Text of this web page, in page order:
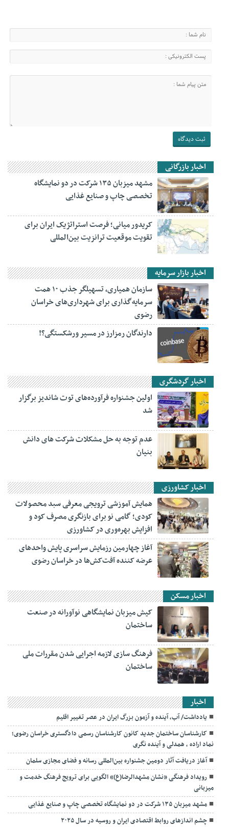
اخبار بازرگانی
مشهد میزبان ۱۳۵ شرکت در دو نمایشگاه
تخصصی چاپ و صنایع غذایی
کریدور میانی؛ فرصت استراتژیک ایران برای
تقویت موقعیت ترانزیت بین‌المللی
اخبار بازار سرمایه
سازمان همیاری، تسهیلگر جذب ۱۰ همت
سرمایه‌گذاری برای شهرداری‌های خراسان
رضوی
دارندگان رمزارز در مسیر ورشکستگی؟!
اخبار گردشگری
اولین جشنواره فرآورده‌های توت شاندیز برگزار
شد
عدم توجه به حل مشکلات شرکت های دانش
بنیان
اخبار کشاورزی
همایش آموزشی ترویجی معرفی سبد محصولات
کودی؛ گامی نو برای بازنگری مصرف کود و
افزایش بهره‌وری در کشاورزی
آغاز چهارمین رزمایش سراسری پایش واحدهای
عرضه کننده آفت‌کش‌ها در خراسان رضوی
اخبار مسکن
کیش میزبان نمایشگاهی نوآورانه در صنعت
ساختمان
فرهنگ سازی لازمه اجرایی شدن مقررات ملی
ساختمان
اخبار
یادداشت/ آب، آینده و آزمون بزرگ ایران در عصر تغییر اقلیم
کارشناسان ساختمان جدید کانون کارشناسان رسمی دادگستری خراسان رضوی؛
نماد اراده ، همدلی و آینده نگری
آغاز دریافت آثار دومین جشنواره بین‌المللی رسانه و فضای مجازی سلمان
رویداد فرهنگی «نشان مشهدالرضا(ع)» الگویی برای ترویج فرهنگ خدمت و
میزبانی
مشهد میزبان ۱۳۵ شرکت در دو نمایشگاه تخصصی چاپ و صنایع غذایی
چشم اندازهای روابط اقتصادی ایران و روسیه در سال ۲۰۲۵